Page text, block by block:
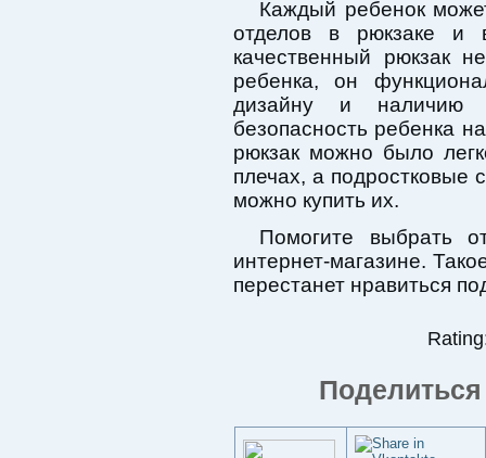
Каждый ребенок
отделов в рюкзаке и
качественный рюкзак
ребенка, он
дизайну и наличию
безопасность ребенка
рюкзак можно было
плечах, а подростковые
можно купить их.
Помогите выбрать
интернет-магазине.
перестанет нравиться